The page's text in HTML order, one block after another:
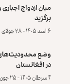
میان ازدواج
برگزید
۶ اسد ۱۴۰۵ - ۲۸ جولای ۲۰۲۶
وضع
در افغانستان
۴ سرطان ۱۴۰۵ - ۲۵ جون ۲۰۲۶